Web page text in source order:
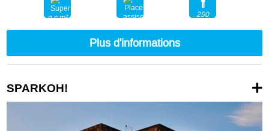
n.c.m²
250
Plus d'informations
SPARKOH!